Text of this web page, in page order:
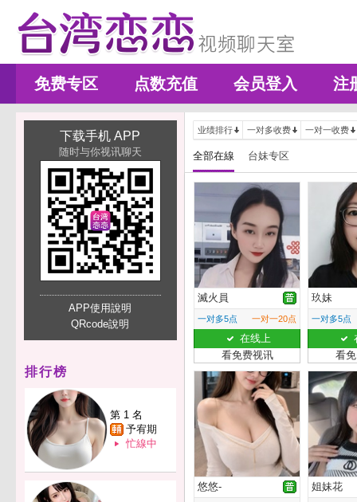
免费专区 点数充值 会员登入 注
下载手机 APP
随时与你视讯聊天
APP使用說明
QRcode說明
排行榜
第 1 名
予宥期
忙線中
业绩排行 一对多收费 一对一收费
全部在線 台妹专区
滅火員
一对多5点 一对一20点
在线上
看免费视讯
玖妹
一对多5点
看
悠悠- 姐妹花